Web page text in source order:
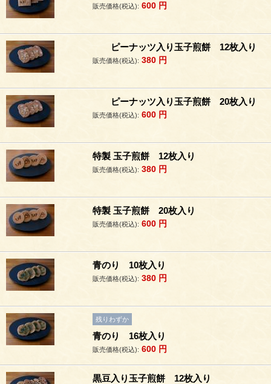
販売価格(税込): 600 円
ピーナッツ入り玉子煎餅 12枚入り
販売価格(税込): 380 円
ピーナッツ入り玉子煎餅 20枚入り
販売価格(税込): 600 円
特製 玉子煎餅 12枚入り
販売価格(税込): 380 円
特製 玉子煎餅 20枚入り
販売価格(税込): 600 円
青のり 10枚入り
販売価格(税込): 380 円
残りわずか
青のり 16枚入り
販売価格(税込): 600 円
黒豆入り玉子煎餅 12枚入り